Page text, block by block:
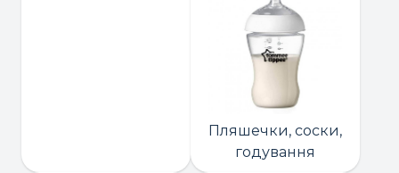
Пляшечки, соски,
годування